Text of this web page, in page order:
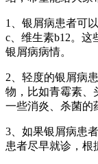
1、银屑病患者可
c、维生素b12。
银屑病病情。
2、轻度的银屑病
物，比如青霉素、
一些消炎、杀菌的
3、如果银屑病患
患者尽早就诊，根